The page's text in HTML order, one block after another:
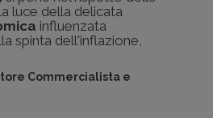
luce della delicata
influenzata
spinta dell'inflazione,
Commercialista e